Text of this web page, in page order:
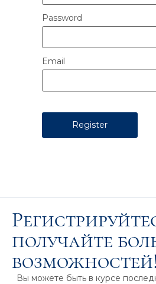
Password
Email
получайте
возможностей!
Вы можете быть в курсе